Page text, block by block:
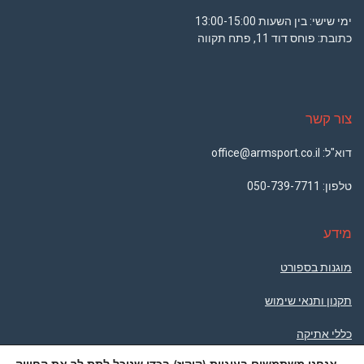
ימי שישי: בין השעות 13:00-15:00
כתובת: פוחס דוד 11, פתח תקווה
צור קשר
דוא"ל: office@armsport.co.il
טלפון: 050-739-7711
מידע
מוגנות בספורט
תקנון ותנאי שימוש
כללי אתיקה